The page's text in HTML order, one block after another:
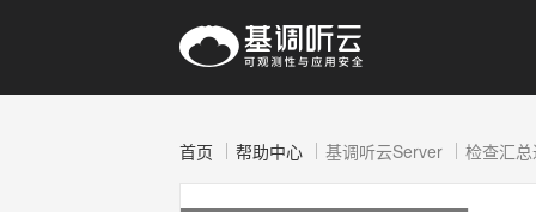
首页 帮助中心 基调听云Server 检查汇